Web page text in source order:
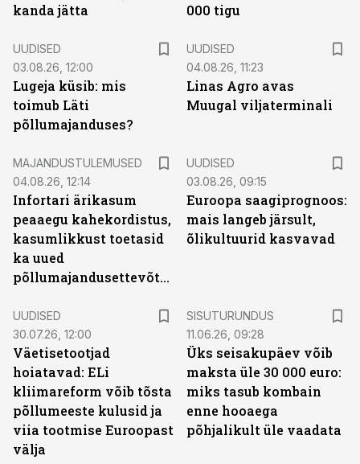
kanda jätta
000 tigu
UUDISED
03.08.26, 12:00
Lugeja küsib: mis
toimub Läti
põllumajanduses?
UUDISED
04.08.26, 11:23
Linas Agro avas
Muugal viljaterminali
MAJANDUSTULEMUSED
04.08.26, 12:14
Infortari ärikasum
peaaegu kahekordistus,
kasumlikkust toetasid
ka uued
põllumajandusettevõtted
UUDISED
03.08.26, 09:15
Euroopa saagiprognoos:
mais langeb järsult,
õlikultuurid kasvavad
UUDISED
30.07.26, 12:00
Väetisetootjad
hoiatavad: ELi
kliimareform võib tõsta
põllumeeste kulusid ja
viia tootmise Euroopast
välja
SISUTURUNDUS
11.06.26, 09:28
Üks seisakupäev võib
maksta üle 30 000 euro:
miks tasub kombain
enne hooaega
põhjalikult üle vaadata